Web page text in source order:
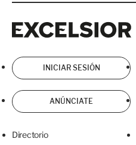
INICIAR SESIÓN
ANÚNCIATE
Directorio